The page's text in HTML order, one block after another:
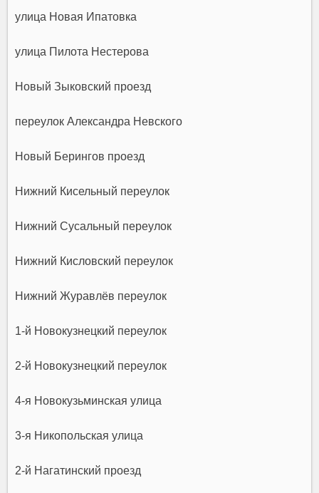
улица Новая Ипатовка
улица Пилота Нестерова
Новый Зыковский проезд
переулок Александра Невского
Новый Берингов проезд
Нижний Кисельный переулок
Нижний Сусальный переулок
Нижний Кисловский переулок
Нижний Журавлёв переулок
1-й Новокузнецкий переулок
2-й Новокузнецкий переулок
4-я Новокузьминская улица
3-я Никопольская улица
2-й Нагатинский проезд